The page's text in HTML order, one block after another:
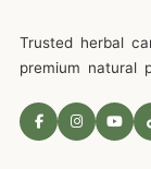
Trusted herbal
premium natural